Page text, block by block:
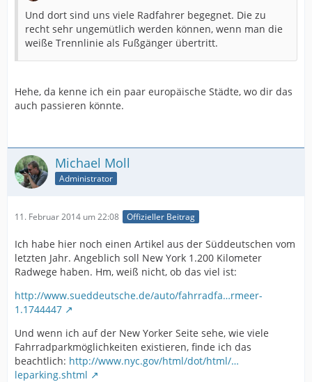
Und dort sind uns viele Radfahrer begegnet. Die zu
recht sehr ungemütlich werden können, wenn man die
weiße Trennlinie als Fußgänger übertritt.
Hehe, da kenne ich ein paar europäische Städte, wo dir das
auch passieren könnte.
Michael Moll
Administrator
11. Februar 2014 um 22:08 Offizieller Beitrag
Ich habe hier noch einen Artikel aus der Süddeutschen vom
letzten Jahr. Angeblich soll New York 1.200 Kilometer
Radwege haben. Hm, weiß nicht, ob das viel ist:
http://www.sueddeutsche.de/auto/fahrradfa…rmeer-
1.1744447
Und wenn ich auf der New Yorker Seite sehe, wie viele
Fahrradparkmöglichkeiten existieren, finde ich das
beachtlich: http://www.nyc.gov/html/dot/html/…
leparking.shtml